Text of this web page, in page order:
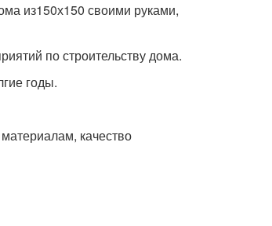
из150х150 своими руками,
по строительству дома.
годы.
качество